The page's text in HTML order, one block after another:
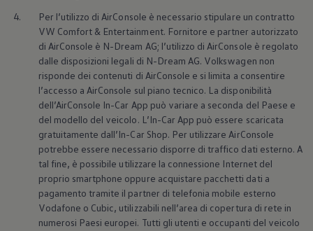
4.
Per l’utilizzo di AirConsole è necessario stipulare un contratto
VW Comfort & Entertainment. Fornitore e partner autorizzato
di AirConsole è N-Dream AG; l’utilizzo di AirConsole è regolato
dalle disposizioni legali di N-Dream AG. Volkswagen non
risponde dei contenuti di AirConsole e si limita a consentire
l’accesso a AirConsole sul piano tecnico. La disponibilità
dell’AirConsole In-Car App può variare a seconda del Paese e
del modello del veicolo. L’In-Car App può essere scaricata
gratuitamente dall’In-Car Shop. Per utilizzare AirConsole
potrebbe essere necessario disporre di traffico dati esterno. A
tal fine, è possibile utilizzare la connessione Internet del
proprio smartphone oppure acquistare pacchetti dati a
pagamento tramite il partner di telefonia mobile esterno
Vodafone o Cubic, utilizzabili nell’area di copertura di rete in
numerosi Paesi europei. Tutti gli utenti e occupanti del veicolo